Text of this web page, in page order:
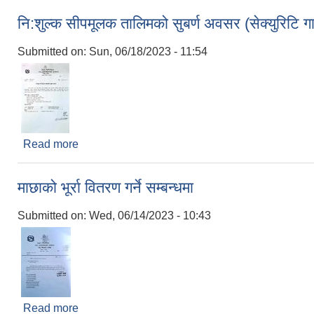
नि:शुल्क सीपमूलक तालिमको सुबर्ण अवसर (सेक्युरिटि
Submitted on: Sun, 06/18/2023 - 11:54
Read more
माछाको भूर्रा वितरण गर्ने सम्बन्धमा
Submitted on: Wed, 06/14/2023 - 10:43
Read more